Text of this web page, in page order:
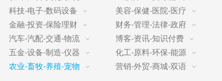
科技-电子-数码设备
美容-保健-医院-医疗
金融-投资-保险理财
财务-管理-法律-政府
汽车-汽配-交通-物流
博客-资讯-知识付费
五金-设备-制造-仪器
化工-原料-环保-能源
农业-畜牧-养殖-宠物
营销-外贸-商城-双语